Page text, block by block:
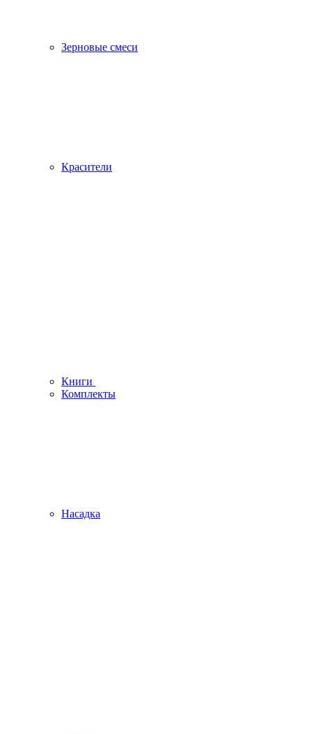
Зерновые смеси
Красители
Книги
Комплекты
Насадка